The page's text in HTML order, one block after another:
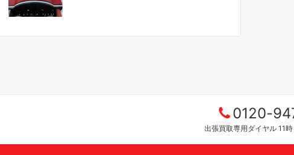
0120-
出張買取専用ダイヤル 11